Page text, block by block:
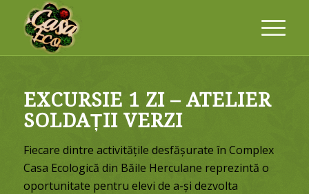
EXCURSIE 1 ZI – ATELIER
SOLDAȚII VERZI
Fiecare dintre activitățile desfășurate în Complex
Casa Ecologică din Băile Herculane reprezintă o
oportunitate pentru elevi de a-și dezvolta